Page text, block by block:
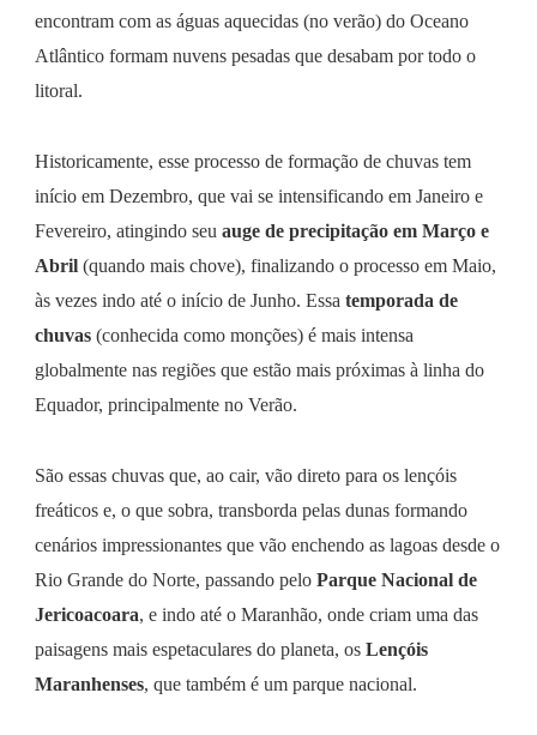
encontram com as águas aquecidas (no verão) do Oceano
Atlântico formam nuvens pesadas que desabam por todo o
litoral.
Historicamente, esse processo de formação de chuvas tem
início em Dezembro, que vai se intensificando em Janeiro e
Fevereiro, atingindo seu auge de precipitação em Março e
Abril (quando mais chove), finalizando o processo em Maio,
às vezes indo até o início de Junho. Essa temporada de
chuvas (conhecida como monções) é mais intensa
globalmente nas regiões que estão mais próximas à linha do
Equador, principalmente no Verão.
São essas chuvas que, ao cair, vão direto para os lençóis
freáticos e, o que sobra, transborda pelas dunas formando
cenários impressionantes que vão enchendo as lagoas desde o
Rio Grande do Norte, passando pelo Parque Nacional de
Jericoacoara, e indo até o Maranhão, onde criam uma das
paisagens mais espetaculares do planeta, os Lençóis
Maranhenses, que também é um parque nacional.